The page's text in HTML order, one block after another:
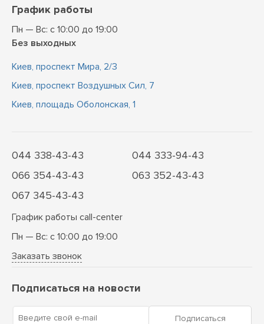
График работы
Пн — Вс: с 10:00 до 19:00
Без выходных
Киев, проспект Мира, 2/3
Киев, проспект Воздушных Сил, 7
Киев, площадь Оболонская, 1
044 338-43-43
044 333-94-43
066 354-43-43
063 352-43-43
067 345-43-43
График работы call-center
Пн — Вс: с 10:00 до 19:00
Заказать звонок
Подписаться на новости
Введите свой e-mail Подписаться